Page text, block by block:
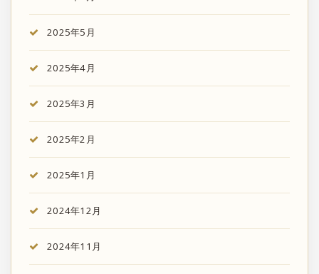
2025年5月
2025年4月
2025年3月
2025年2月
2025年1月
2024年12月
2024年11月